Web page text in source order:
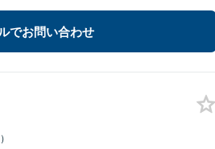
でお問い合わせ